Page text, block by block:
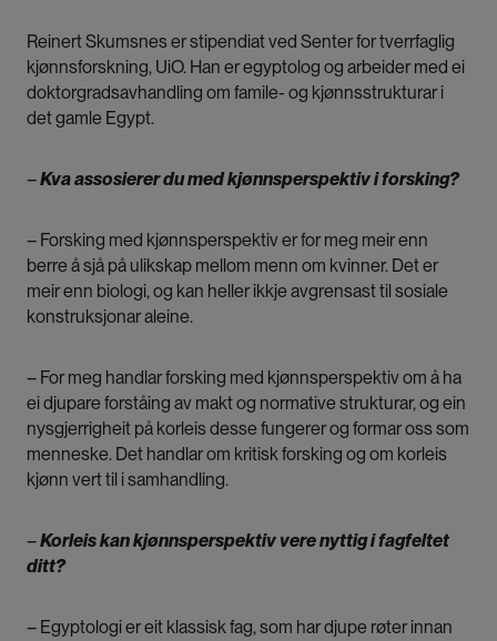
Reinert Skumsnes er stipendiat ved Senter for tverrfaglig
kjønnsforskning, UiO. Han er egyptolog og arbeider med ei
doktorgradsavhandling om famile- og kjønnsstrukturar i
det gamle Egypt.
–Kva assosierer du med kjønnsperspektiv i forsking?
– Forsking med kjønnsperspektiv er for meg meir enn
berre å sjå på ulikskap mellom menn om kvinner. Det er
meir enn biologi, og kan heller ikkje avgrensast til sosiale
konstruksjonar aleine.
– For meg handlar forsking med kjønnsperspektiv om å ha
ei djupare forståing av makt og normative strukturar, og ein
nysgjerrigheit på korleis desse fungerer og formar oss som
menneske. Det handlar om kritisk forsking og om korleis
kjønn vert til i samhandling.
–Korleis kan kjønnsperspektiv vere nyttig i fagfeltet
ditt?
– Egyptologi er eit klassisk fag, som har djupe røter innan